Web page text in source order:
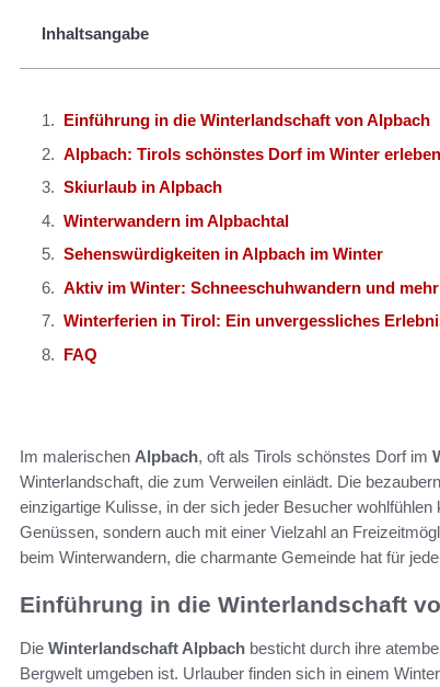
Inhaltsangabe
Einführung in die Winterlandschaft von Alpbach
Alpbach: Tirols schönstes Dorf im Winter erleben
Skiurlaub in Alpbach
Winterwandern im Alpbachtal
Sehenswürdigkeiten in Alpbach im Winter
Aktiv im Winter: Schneeschuhwandern und mehr
Winterferien in Tirol: Ein unvergessliches
FAQ
Im malerischen Alpbach, oft als Tirols schönstes Dorf im
Winterlandschaft, die zum Verweilen einlädt. Die
einzigartige Kulisse, in der sich jeder Besucher wohlfühlen
Genüssen, sondern auch mit einer Vielzahl an
beim Winterwandern, die charmante Gemeinde hat für
Einführung in die Winterlandschaft
Die Winterlandschaft Alpbach besticht durch ihre
Bergwelt umgeben ist. Urlauber finden sich in einem